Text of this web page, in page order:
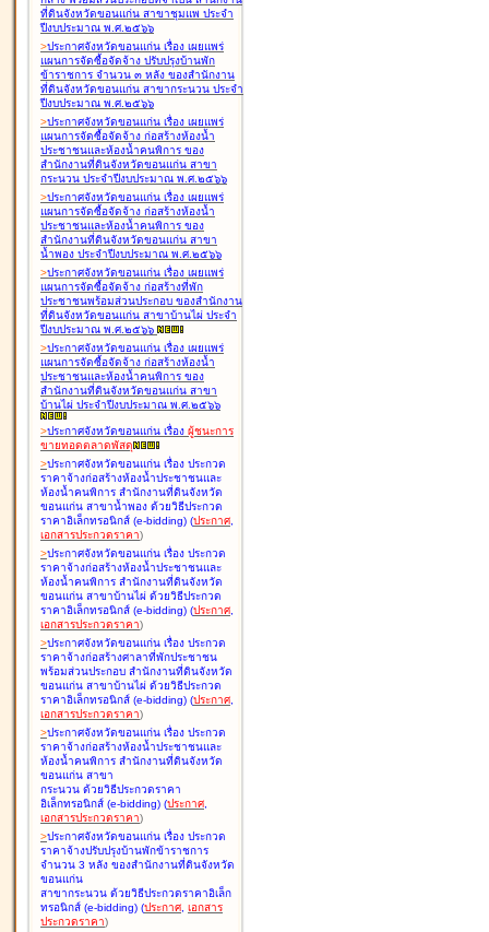
ที่ดินจังหวัดขอนแก่น สาขาชุมแพ ประจำ
ปีงบประมาณ พ.ศ.๒๕๖๖
>ประกาศจังหวัดขอนแก่น เรื่อง เผยแพร่
แผนการจัดซื้อจัดจ้าง ปรับปรุงบ้านพัก
ข้าราชการ จำนวน ๓ หลัง ของสำนักงาน
ที่ดินจังหวัดขอนแก่น สาขากระนวน ประจำ
ปีงบประมาณ พ.ศ.๒๕๖๖
>ประกาศจังหวัดขอนแก่น เรื่อง เผยแพร่
แผนการจัดซื้อจัดจ้าง ก่อสร้างห้องน้ำ
ประชาชนและห้องน้ำคนพิการ ของ
สำนักงานที่ดินจังหวัดขอนแก่น สาขา
กระนวน ประจำปีงบประมาณ พ.ศ.๒๕๖๖
>ประกาศจังหวัดขอนแก่น เรื่อง เผยแพร่
แผนการจัดซื้อจัดจ้าง ก่อสร้างห้องน้ำ
ประชาชนและห้องน้ำคนพิการ ของ
สำนักงานที่ดินจังหวัดขอนแก่น สาขา
น้ำพอง ประจำปีงบประมาณ พ.ศ.๒๕๖๖
>ประกาศจังหวัดขอนแก่น เรื่อง เผยแพร่
แผนการจัดซื้อจัดจ้าง ก่อสร้างที่พัก
ประชาชนพร้อมส่วนประกอบ ของสำนักงาน
ที่ดินจังหวัดขอนแก่น สาขาบ้านไผ่ ประจำ
ปีงบประมาณ พ.ศ.๒๕๖๖
>ประกาศจังหวัดขอนแก่น เรื่อง เผยแพร่
แผนการจัดซื้อจัดจ้าง ก่อสร้างห้องน้ำ
ประชาชนและห้องน้ำคนพิการ ของ
สำนักงานที่ดินจังหวัดขอนแก่น สาขา
บ้านไผ่ ประจำปีงบประมาณ พ.ศ.๒๕๖๖
>ประกาศจังหวัดขอนแก่น เรื่อง ผู้ชนะการ
ขายทอดตลาดพัสดุ
>ประกาศจังหวัดขอนแก่น เรื่อง ประกวด
ราคาจ้างก่อสร้างห้องน้ำประชาชนและ
ห้องน้ำคนพิการ สำนักงานที่ดินจังหวัด
ขอนแก่น สาขาน้ำพอง ด้วยวิธีประกวด
ราคาอิเล็กทรอนิกส์ (e-bidding) (ประกาศ,
เอกสารประกวดราคา)
>ประกาศจังหวัดขอนแก่น เรื่อง ประกวด
ราคาจ้างก่อสร้างห้องน้ำประชาชนและ
ห้องน้ำคนพิการ สำนักงานที่ดินจังหวัด
ขอนแก่น สาขาบ้านไผ่ ด้วยวิธีประกวด
ราคาอิเล็กทรอนิกส์ (e-bidding) (ประกาศ,
เอกสารประกวดราคา)
>ประกาศจังหวัดขอนแก่น เรื่อง ประกวด
ราคาจ้างก่อสร้างศาลาที่พักประชาชน
พร้อมส่วนประกอบ สำนักงานที่ดินจังหวัด
ขอนแก่น สาขาบ้านไผ่ ด้วยวิธีประกวด
ราคาอิเล็กทรอนิกส์ (e-bidding) (ประกาศ,
เอกสารประกวดราคา)
>ประกาศจังหวัดขอนแก่น เรื่อง ประกวด
ราคาจ้างก่อสร้างห้องน้ำประชาชนและ
ห้องน้ำคนพิการ สำนักงานที่ดินจังหวัด
ขอนแก่น สาขา
กระนวน ด้วยวิธีประกวดราคา
อิเล็กทรอนิกส์ (e-bidding) (ประกาศ,
เอกสารประกวดราคา)
>ประกาศจังหวัดขอนแก่น เรื่อง ประกวด
ราคาจ้างปรับปรุงบ้านพักข้าราชการ
จำนวน 3 หลัง ของสำนักงานที่ดินจังหวัด
ขอนแก่น
สาขากระนวน ด้วยวิธีประกวดราคาอิเล็ก
ทรอนิกส์ (e-bidding) (ประกาศ, เอกสาร
ประกวดราคา)